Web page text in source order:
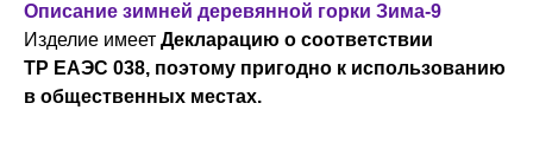
Описание зимней деревянной горки Зима-9
Изделие имеет Декларацию о соответствии
ТР ЕАЭС 038, поэтому пригодно к использованию
в общественных местах.